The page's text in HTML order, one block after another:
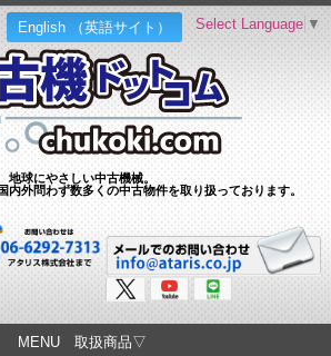
English （英語サイト）
地球にやさしい中古機械。
内外問わず数多くの中古物件を取り扱っております。
Select Language ▼
MENU 取扱商品▽